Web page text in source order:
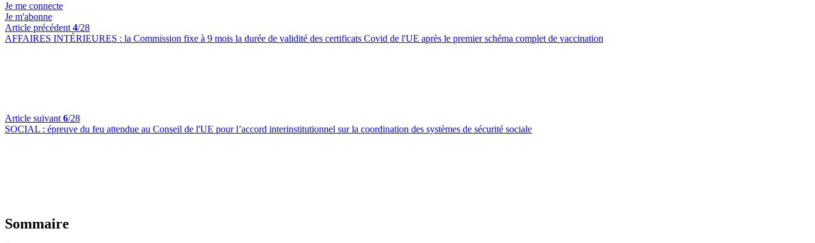
Je me connecte
Je m'abonne
Article précédent 4/28
AFFAIRES INTÉRIEURES : la Commission fixe à 9 mois la durée de validité des certificats Covid de l'UE après le premier schéma complet de vaccination
Article suivant 6/28
SOCIAL : épreuve du feu attendue au Conseil de l'UE pour l’accord interinstitutionnel sur la coordination des systèmes de sécurité sociale
Sommaire